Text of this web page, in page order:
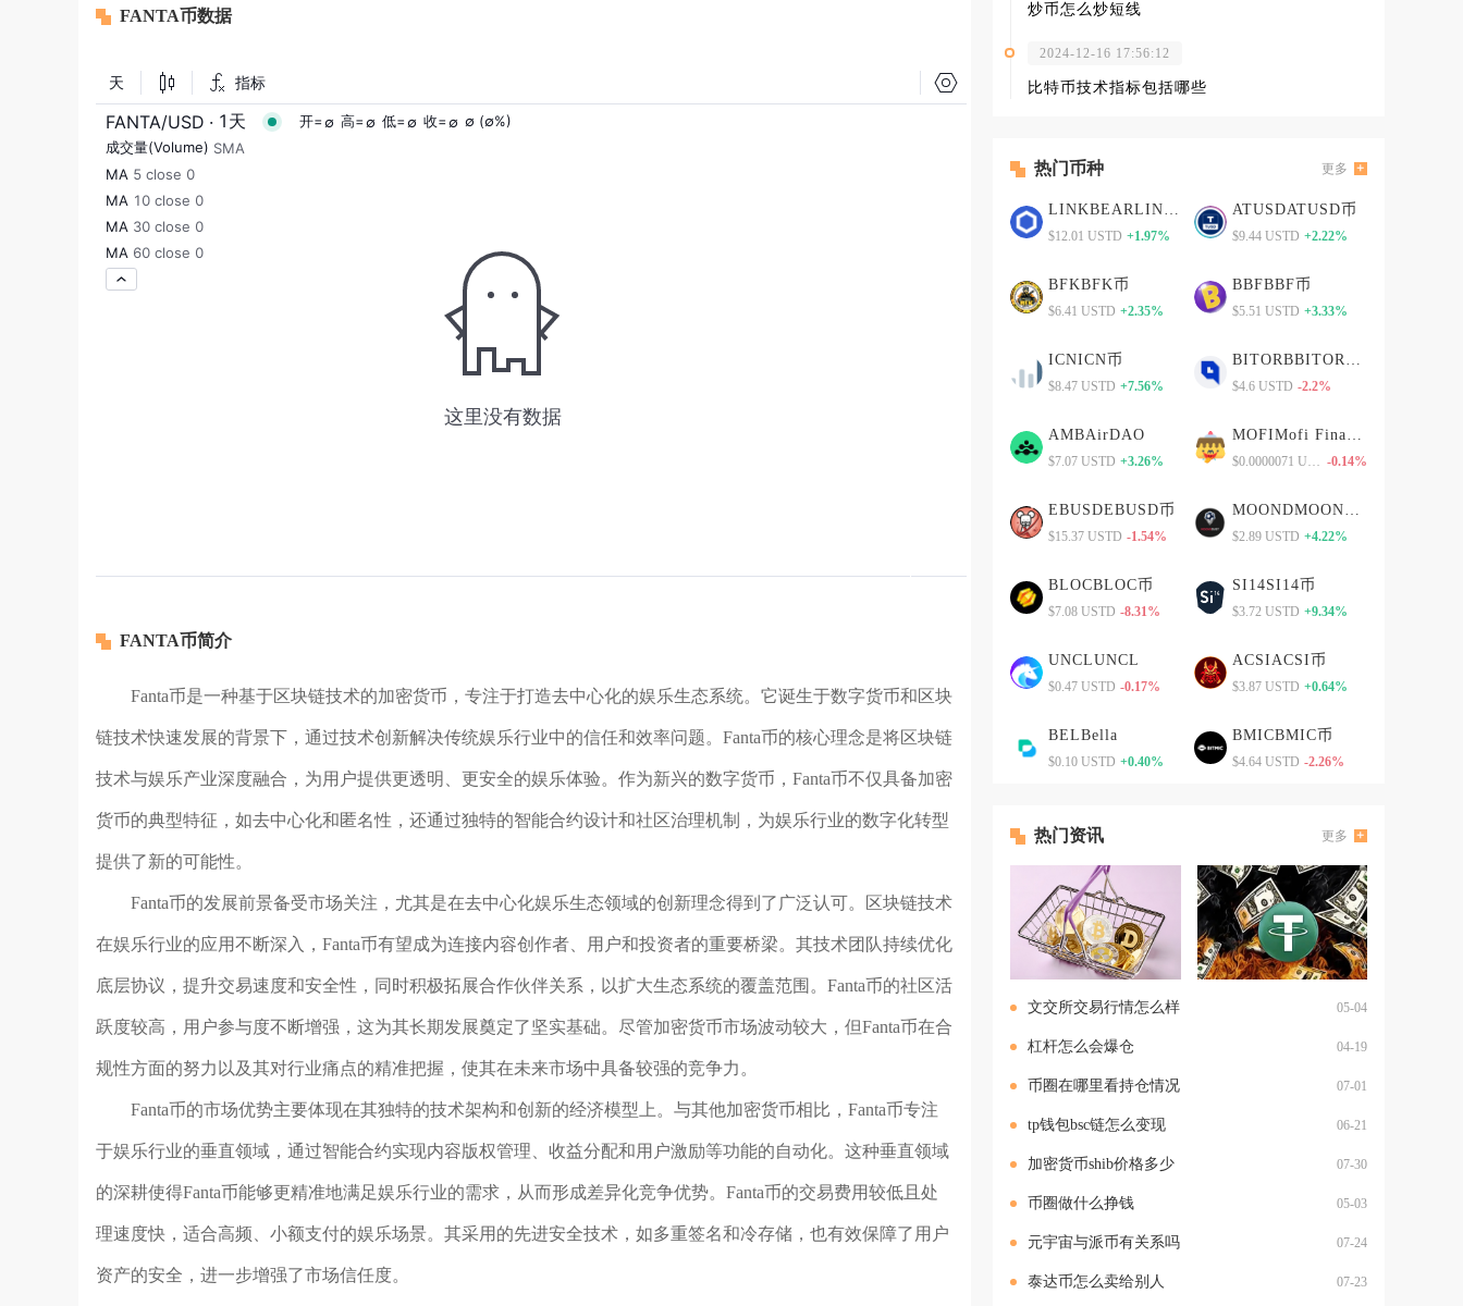
FANTA币数据
FANTA币简介
Fanta币是一种基于区块链技术的加密货币，专注于打造去中心化的娱乐生态系统。它诞生于数字货币和区块
链技术快速发展的背景下，通过技术创新解决传统娱乐行业中的信任和效率问题。Fanta币的核心理念是将区块链
技术与娱乐产业深度融合，为用户提供更透明、更安全的娱乐体验。作为新兴的数字货币，Fanta币不仅具备加密
货币的典型特征，如去中心化和匿名性，还通过独特的智能合约设计和社区治理机制，为娱乐行业的数字化转型
提供了新的可能性。
Fanta币的发展前景备受市场关注，尤其是在去中心化娱乐生态领域的创新理念得到了广泛认可。区块链技术
在娱乐行业的应用不断深入，Fanta币有望成为连接内容创作者、用户和投资者的重要桥梁。其技术团队持续优化
底层协议，提升交易速度和安全性，同时积极拓展合作伙伴关系，以扩大生态系统的覆盖范围。Fanta币的社区活
跃度较高，用户参与度不断增强，这为其长期发展奠定了坚实基础。尽管加密货币市场波动较大，但Fanta币在合
规性方面的努力以及其对行业痛点的精准把握，使其在未来市场中具备较强的竞争力。
Fanta币的市场优势主要体现在其独特的技术架构和创新的经济模型上。与其他加密货币相比，Fanta币专注
于娱乐行业的垂直领域，通过智能合约实现内容版权管理、收益分配和用户激励等功能的自动化。这种垂直领域
的深耕使得Fanta币能够更精准地满足娱乐行业的需求，从而形成差异化竞争优势。Fanta币的交易费用较低且处
理速度快，适合高频、小额支付的娱乐场景。其采用的先进安全技术，如多重签名和冷存储，也有效保障了用户
资产的安全，进一步增强了市场信任度。
炒币怎么炒短线
2024-12-16 17:56:12
比特币技术指标包括哪些
热门币种 更多
LINKBEARLINKBEAR币
$12.01 USTD +1.97%
ATUSDATUSD币
$9.44 USTD +2.22%
BFKBFK币
$6.41 USTD +2.35%
BBFBBF币
$5.51 USTD +3.33%
ICNICN币
$8.47 USTD +7.56%
BITORBBITORB币
$4.6 USTD -2.2%
AMBAirDAO
$7.07 USTD +3.26%
MOFIMofi Finance
$0.0000071 USTD -0.14%
EBUSDEBUSD币
$15.37 USTD -1.54%
MOONDMOOND币
$2.89 USTD +4.22%
BLOCBLOC币
$7.08 USTD -8.31%
SI14SI14币
$3.72 USTD +9.34%
UNCLUNCL
$0.47 USTD -0.17%
ACSIACSI币
$3.87 USTD +0.64%
BELBella
$0.10 USTD +0.40%
BMICBMIC币
$4.64 USTD -2.26%
热门资讯 更多
文交所交易行情怎么样 05-04
杠杆怎么会爆仓 04-19
币圈在哪里看持仓情况 07-01
tp钱包bsc链怎么变现 06-21
加密货币shib价格多少 07-30
币圈做什么挣钱 05-03
元宇宙与派币有关系吗 07-24
泰达币怎么卖给别人 07-23